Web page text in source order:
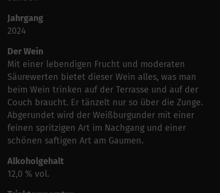
Jahrgang
2024
Der Wein
Mit einer lebendigen Frucht und moderaten
Säurewerten bietet dieser Wein alles, was man
beim Wein trinken auf der Terrasse und auf der
Couch braucht. Er tänzelt nur so über die Zunge.
Abgerundet wird der Weißburgunder mit einer
feinen spritzigen Art im Nachgang und einer
schönen saftigen Art am Gaumen.
Alkoholgehalt
12,0 % vol.